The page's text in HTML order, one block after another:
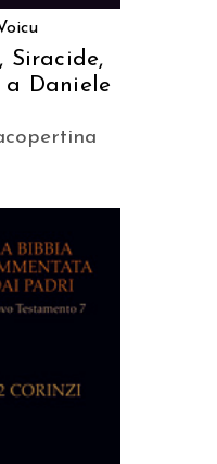
Siracide,
a Daniele